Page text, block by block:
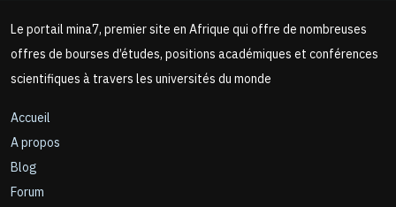
Le portail mina7, premier site en Afrique qui offre de nombreuses
offres de bourses d’études, positions académiques et conférences
scientifiques à travers les universités du monde
Accueil
A propos
Blog
Forum